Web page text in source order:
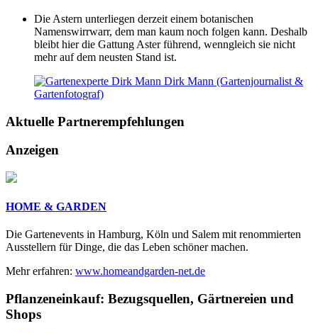
Die Astern unterliegen derzeit einem botanischen
Namenswirrwarr, dem man kaum noch folgen kann. Deshalb
bleibt hier die Gattung Aster führend, wenngleich sie nicht
mehr auf dem neusten Stand ist.
Dirk Mann (Gartenjournalist &
Gartenfotograf)
Aktuelle Partnerempfehlungen
Anzeigen
HOME & GARDEN
Die Gartenevents in Hamburg, Köln und Salem mit renommierten
Ausstellern für Dinge, die das Leben schöner machen.
Mehr erfahren: www.homeandgarden-net.de
Pflanzeneinkauf: Bezugsquellen, Gärtnereien und
Shops